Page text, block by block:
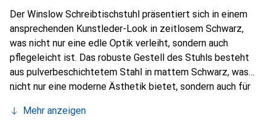
Der Winslow Schreibtischstuhl präsentiert sich in einem
ansprechenden Kunstleder-Look in zeitlosem Schwarz,
was nicht nur eine edle Optik verleiht, sondern auch
pflegeleicht ist. Das robuste Gestell des Stuhls besteht
aus pulverbeschichtetem Stahl in mattem Schwarz, was
nicht nur eine moderne Ästhetik bietet, sondern auch für
Quersteppung verleiht dem Stuhl eine zusätzliche
Mehr anzeigen